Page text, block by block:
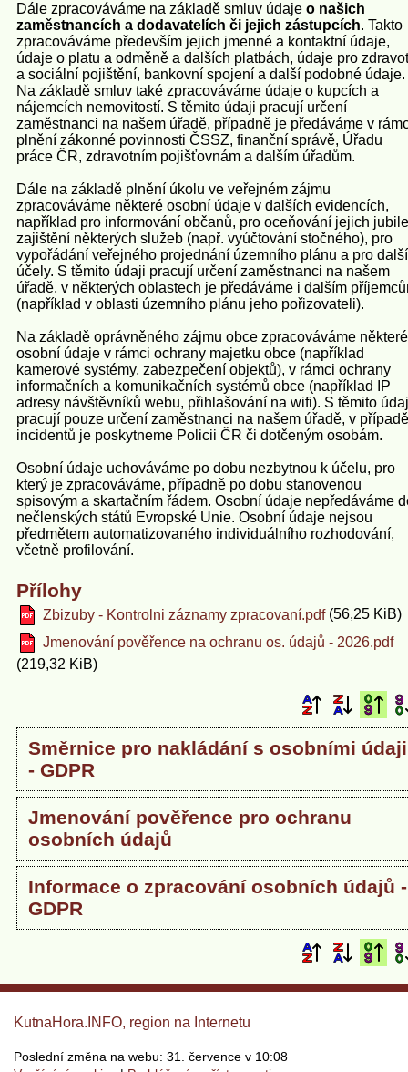
Dále zpracováváme na základě smluv údaje o našich
zaměstnancích a dodavatelích či jejich zástupcích. Takto
zpracováváme především jejich jmenné a kontaktní údaje,
údaje o platu a odměně a dalších platbách, údaje pro
a sociální pojištění, bankovní spojení a další podobné údaje.
Na základě smluv také zpracováváme údaje o kupcích a
nájemcích nemovitostí. S těmito údaji pracují určení
zaměstnanci na našem úřadě, případně je předáváme v
plnění zákonné povinnosti ČSSZ, finanční správě, Úřadu
práce ČR, zdravotním pojišťovnám a dalším úřadům.
Dále na základě plnění úkolu ve veřejném zájmu
zpracováváme některé osobní údaje v dalších evidencích,
například pro informování občanů, pro oceňování jejich
zajištění některých služeb (např. vyúčtování stočného), pro
vypořádání veřejného projednání územního plánu a pro další
účely. S těmito údaji pracují určení zaměstnanci na našem
úřadě, v některých oblastech je předáváme i dalším
(například v oblasti územního plánu jeho pořizovateli).
Na základě oprávněného zájmu obce zpracováváme některé
osobní údaje v rámci ochrany majetku obce (například
kamerové systémy, zabezpečení objektů), v rámci ochrany
informačních a komunikačních systémů obce (například IP
adresy návštěvníků webu, přihlašování na wifi). S těmito
pracují pouze určení zaměstnanci na našem úřadě, v případě
incidentů je poskytneme Policii ČR či dotčeným osobám.
Osobní údaje uchováváme po dobu nezbytnou k účelu, pro
který je zpracováváme, případně po dobu stanovenou
spisovým a skartačním řádem. Osobní údaje nepředáváme
nečlenských států Evropské Unie. Osobní údaje nejsou
předmětem automatizovaného individuálního rozhodování,
včetně profilování.
Přílohy
Zbizuby - Kontrolni záznamy zpracovaní.pdf(56,25 KiB)
Jmenování pověřence na ochranu os. údajů - 2026.pdf
(219,32 KiB)
Směrnice pro nakládání s osobními údaji
- GDPR
Jmenování pověřence pro ochranu
osobních údajů
Informace o zpracování osobních údajů -
GDPR
KutnaHora.INFO, region na Internetu
Poslední změna na webu: 31. července v 10:08